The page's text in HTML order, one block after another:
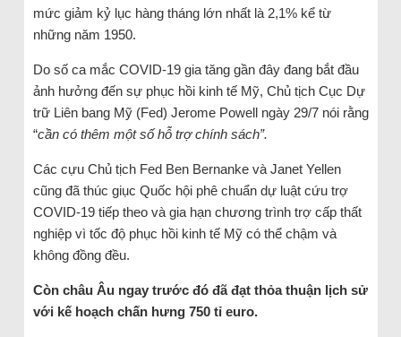
mức giảm kỷ lục hàng tháng lớn nhất là 2,1% kể từ
những năm 1950.
Do số ca mắc COVID-19 gia tăng gần đây đang bắt đầu
ảnh hưởng đến sự phục hồi kinh tế Mỹ, Chủ tịch Cục Dự
trữ Liên bang Mỹ (Fed) Jerome Powell ngày 29/7 nói rằng
“cần có thêm một số hỗ trợ chính sách”.
Các cựu Chủ tịch Fed Ben Bernanke và Janet Yellen
cũng đã thúc giục Quốc hội phê chuẩn dự luật cứu trợ
COVID-19 tiếp theo và gia hạn chương trình trợ cấp thất
nghiệp vì tốc độ phục hồi kinh tế Mỹ có thể chậm và
không đồng đều.
Còn châu Âu ngay trước đó đã đạt thỏa thuận lịch sử
với kế hoạch chấn hưng 750 tỉ euro.